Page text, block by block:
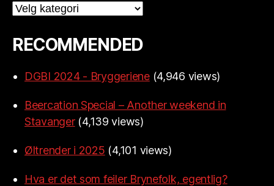
Categories
RECOMMENDED
DGBI 2024 - Bryggeriene (4,946 views)
Beercation Special – Another weekend in
Stavanger (4,139 views)
Øltrender i 2025 (4,101 views)
Hva er det som feiler Brynefolk, egentlig?